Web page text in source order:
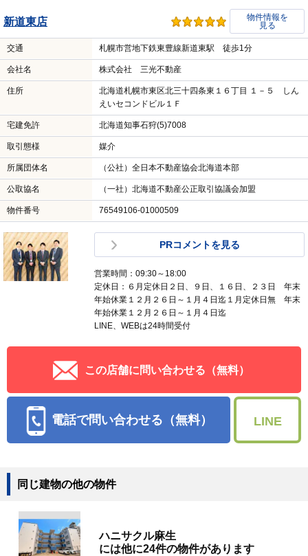
新道東店
物件情報を
見る
交通 札幌市営地下鉄東豊線新道東駅 徒歩1分
会社名 株式会社 三光不動産
住所
北海道札幌市東区北三十四条東１６丁目 １－５ しん
えいセコンドビル１Ｆ
宅建免許 北海道知事石狩(5)7008
取引態様 媒介
所属団体名 （公社）全日本不動産協会北海道本部
公取協名 （一社）北海道不動産公正取引協議会加盟
物件番号 76549106-01000509
PRコメントを見る
営業時間：09:30～18:00
定休日：６月定休日２日、９日、１６日、２３日 年末
年始休業１２月２６日～１月４日迄１月定休日無 年末
年始休業１２月２６日～１月４日迄
LINE、WEBは24時間受付
この店舗に問い合わせる（無料）
電話で問い合わせる（無料） LINE
同じ建物の他の物件
ハニサクル麻生
には他に24件の物件があります